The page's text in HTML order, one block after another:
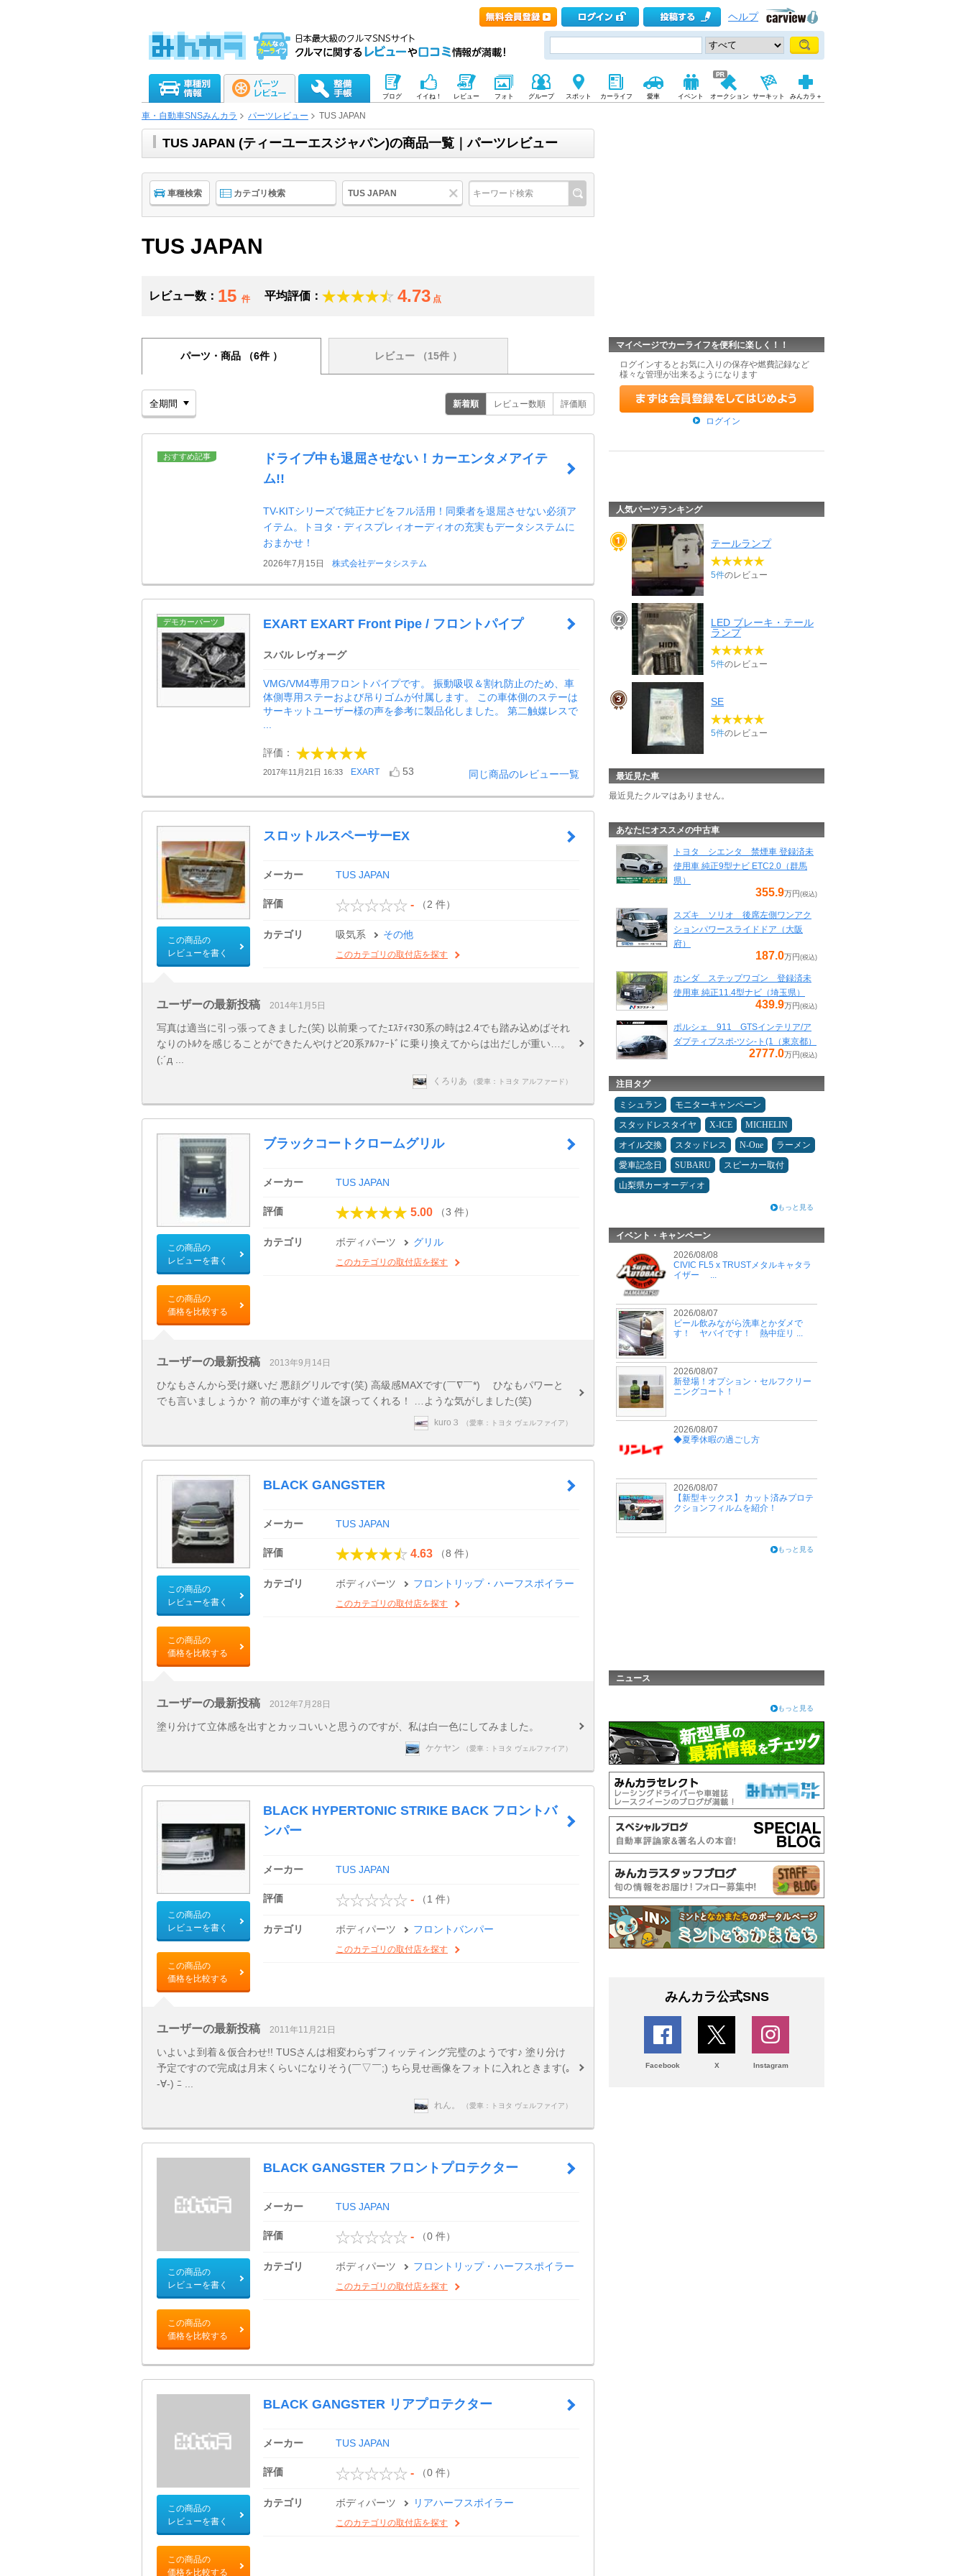
ヘルプ
ブログ イイね！ レビュー フォト グループ スポット カーライフ 愛車 イベント オークション サーキット みんカラ＋
車・自動車SNSみんカラ パーツレビュー TUS JAPAN
TUS JAPAN (ティーユーエスジャパン)の商品一覧｜パーツレビュー
車種検索 カテゴリ検索 TUS JAPAN
TUS JAPAN
レビュー数： 15 件 平均評価： 4.73 点
パーツ・商品 （6件 ） レビュー （15件 ）
新着順 レビュー数順 評価順
おすすめ記事
ドライブ中も退屈させない！カーエンタメアイテ
ム!!
TV-KITシリーズで純正ナビをフル活用！同乗者を退屈させない必須ア
イテム。トヨタ・ディスプレィオーディオの充実もデータシステムに
おまかせ！
2026年7月15日 株式会社データシステム
デモカーパーツ EXART EXART Front Pipe / フロントパイプ
スバル レヴォーグ
VMG/VM4専用フロントパイプです。 振動吸収＆割れ防止のため、車
体側専用ステーおよび吊りゴムが付属します。 この車体側のステーは
サーキットユーザー様の声を参考に製品化しました。 第二触媒レスで
評価：
2017年11月21日 16:33 EXART 53 同じ商品のレビュー一覧
この商品の
レビューを書く
スロットルスペーサーEX
メーカー TUS JAPAN
評価 - （2 件）
カテゴリ 吸気系 その他
このカテゴリの取付店を探す
ユーザーの最新投稿 2014年1月5日
写真は適当に引っ張ってきました(笑) 以前乗ってたｴｽﾃｨﾏ30系の時は2.4でも踏み込めばそれ
なりのﾄﾙｸを感じることができたんやけど20系ｱﾙﾌｧｰﾄﾞに乗り換えてからは出だしが重い…。
(;´д ...
くろりあ （愛車：トヨタ アルファード）
この商品の
レビューを書く
この商品の
価格を比較する
ブラックコートクロームグリル
メーカー TUS JAPAN
評価 5.00 （3 件）
カテゴリ ボディパーツ グリル
このカテゴリの取付店を探す
ユーザーの最新投稿 2013年9月14日
ひなもさんから受け継いだ 悪顔グリルです(笑) 高級感MAXです(￣∇￣*)ゞ ひなもパワーと
でも言いましょうか？ 前の車がすぐ道を譲ってくれる！ …ような気がしました(笑)
kuro３ （愛車：トヨタ ヴェルファイア）
この商品の
レビューを書く
この商品の
価格を比較する
BLACK GANGSTER
メーカー TUS JAPAN
評価 4.63 （8 件）
カテゴリ ボディパーツ フロントリップ・ハーフスポイラー
このカテゴリの取付店を探す
ユーザーの最新投稿 2012年7月28日
塗り分けて立体感を出すとカッコいいと思うのですが、私は白一色にしてみました。
ケケヤン （愛車：トヨタ ヴェルファイア）
この商品の
レビューを書く
この商品の
価格を比較する
BLACK HYPERTONIC STRIKE BACK フロントバ
ンパー
メーカー TUS JAPAN
評価 - （1 件）
カテゴリ ボディパーツ フロントバンパー
このカテゴリの取付店を探す
ユーザーの最新投稿 2011年11月21日
いよいよ到着＆仮合わせ!! TUSさんは相変わらずフィッティング完璧のようです♪ 塗り分け
予定ですので完成は月末くらいになりそう(￣▽￣;) ちら見せ画像をフォトに入れときます(｡
-∀-) ﾆ ...
れん。 （愛車：トヨタ ヴェルファイア）
この商品の
レビューを書く
この商品の
価格を比較する
BLACK GANGSTER フロントプロテクター
メーカー TUS JAPAN
評価 - （0 件）
カテゴリ ボディパーツ フロントリップ・ハーフスポイラー
このカテゴリの取付店を探す
この商品の
レビューを書く
この商品の
価格を比較する
BLACK GANGSTER リアプロテクター
メーカー TUS JAPAN
評価 - （0 件）
カテゴリ ボディパーツ リアハーフスポイラー
このカテゴリの取付店を探す
マイページでカーライフを便利に楽しく！！
ログインするとお気に入りの保存や燃費記録など
様々な管理が出来るようになります
ログイン
人気パーツランキング
テールランプ
5件のレビュー
LED ブレーキ・テール
ランプ
5件のレビュー
SE
5件のレビュー
最近見た車
最近見たクルマはありません。
あなたにオススメの中古車
トヨタ シエンタ 禁煙車 登録済未
使用車 純正9型ナビ ETC2.0（群馬
県）
355.9万円(税込)
スズキ ソリオ 後席左側ワンアク
ションパワースライドドア（大阪
府）
187.0万円(税込)
ホンダ ステップワゴン 登録済未
使用車 純正11.4型ナビ（埼玉県）
439.9万円(税込)
ポルシェ 911 GTSインテリア/ア
ダプティブスポ-ツシ-ト(1（東京都）
2777.0万円(税込)
注目タグ
ミシュラン
モニターキャンペーン
スタッドレスタイヤ
X-ICE
MICHELIN
オイル交換
スタッドレス N-One
ラーメン
愛車記念日
SUBARU
スピーカー取付
山梨県カーオーディオ
もっと見る
イベント・キャンペーン
2026/08/08
CIVIC FL5 x TRUSTメタルキャタラ
イザー ...
2026/08/07
ビール飲みながら洗車とかダメで
す！ ヤバイです！ 熱中症リ ...
2026/08/07
新登場！オプション・セルフクリー
ニングコート！
2026/08/07
◆夏季休暇の過ごし方
2026/08/07
【新型キックス】 カット済みプロテ
クションフィルムを紹介！
もっと見る
ニュース
もっと見る
みんカラ公式SNS
Facebook X Instagram